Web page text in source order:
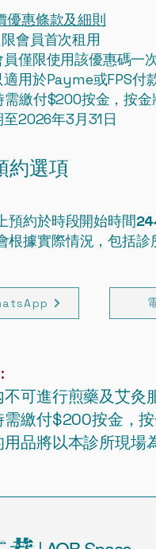
優惠條款及細則
會員首次租用
僅限使用該優惠碼一
用於Payme或FPS付
需繳付$200按金，按金
2026年3月31日
約選項
預約於時段開始時間
根據實際情況，包括診
可進行煎藥及艾灸
繳付$200按金，按
品將以本診所現場